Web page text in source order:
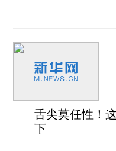
舌尖莫任性！
下